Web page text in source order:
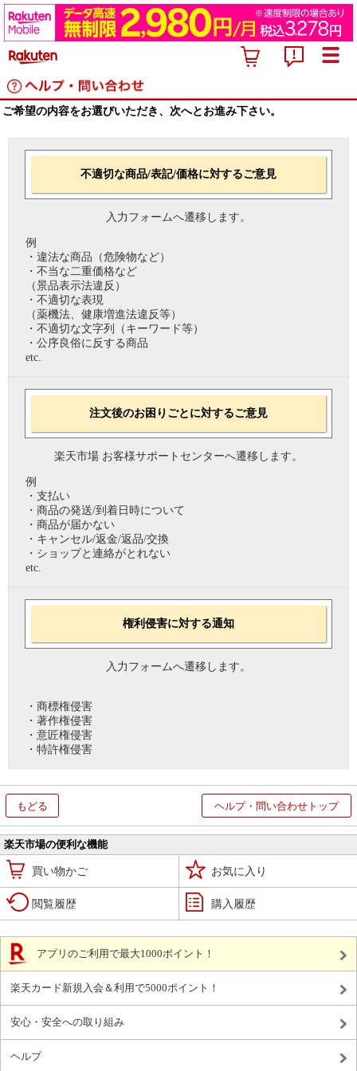
ご希望の内容をお選びいただき、次へとお進み下さい。
不適切な商品/表記/価格に対するご意見
入力フォームへ遷移します。
例
・違法な商品（危険物など）
・不当な二重価格など
（景品表示法違反）
・不適切な表現
（薬機法、健康増進法違反等）
・不適切な文字列（キーワード等）
・公序良俗に反する商品
etc.
注文後のお困りごとに対するご意見
楽天市場 お客様サポートセンターへ遷移します。
例
・支払い
・商品の発送/到着日時について
・商品が届かない
・キャンセル/返金/返品/交換
・ショップと連絡がとれない
etc.
権利侵害に対する通知
入力フォームへ遷移します。
・商標権侵害
・著作権侵害
・意匠権侵害
・特許権侵害
もどる ヘルプ・問い合わせトップ
楽天市場の便利な機能
買い物かご お気に入り
閲覧履歴 購入履歴
アプリのご利用で最大1000ポイント！
楽天カード新規入会＆利用で5000ポイント！
安心・安全への取り組み
ヘルプ